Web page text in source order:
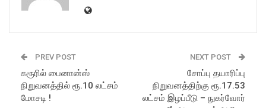
PREV POST
கரூரில் பைனான்ஸ்
நிறுவனத்தில் ரூ.10 லட்சம்
மோசடி !
NEXT POST
சோப்பு தயாரிப்பு
நிறுவனத்திற்கு ரூ.17.53
லட்சம் இழப்பீடு – நுகர்வோர்